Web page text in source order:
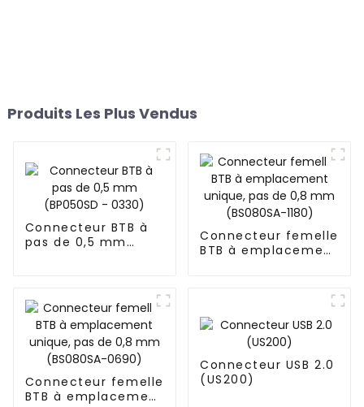
Produits Les Plus Vendus
Connecteur BTB à
pas de 0,5 mm
Connecteur femelle
BTB à emplacement
Connecteur femelle
BTB à emplacement
Connecteur USB 2.0
(US200)